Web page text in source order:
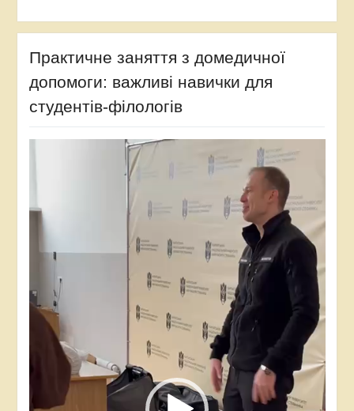
Практичне заняття з домедичної
допомоги: важливі навички для
студентів-філологів